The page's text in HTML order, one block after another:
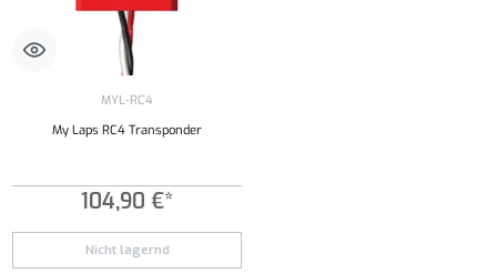
MYL-RC4
My Laps RC4 Transponder
104,90 €*
Nicht lagernd